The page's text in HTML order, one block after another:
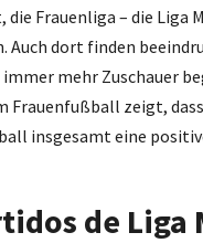
Frauenliga – die Liga
Auch dort finden
mehr Zuschauer
Frauenfußball zeigt,
insgesamt eine
de Liga